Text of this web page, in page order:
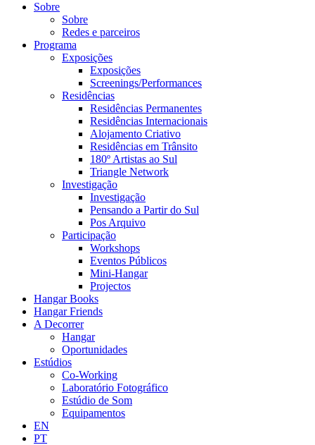
Sobre
Sobre
Redes e parceiros
Programa
Exposições
Exposições
Screenings/Performances
Residências
Residências Permanentes
Residências Internacionais
Alojamento Criativo
Residências em Trânsito
180º Artistas ao Sul
Triangle Network
Investigação
Investigação
Pensando a Partir do Sul
Pos Arquivo
Participação
Workshops
Eventos Públicos
Mini-Hangar
Projectos
Hangar Books
Hangar Friends
A Decorrer
Hangar
Oportunidades
Estúdios
Co-Working
Laboratório Fotográfico
Estúdio de Som
Equipamentos
EN
PT